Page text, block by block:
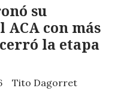
su
con más
la etapa
Tito Dagorret